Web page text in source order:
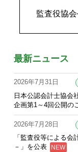
監査役協
最新ニュース
2026年7月31日
日本公認会計士協会
企画第1～4回公開の
2026年7月28日
「監査役等による
－」を公表